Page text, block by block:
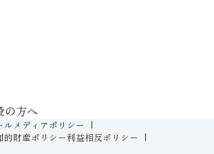
院
ついて
Q&A
（在学生向け）
相談窓口
のサポート体制等
際交流
students / Overseas
の方へ
ルメディアポリシー
的財産ポリシー利益相反ポリシー